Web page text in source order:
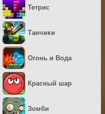
Тетрис
Танчики
Огонь и Вода
Красный шар
Зомби